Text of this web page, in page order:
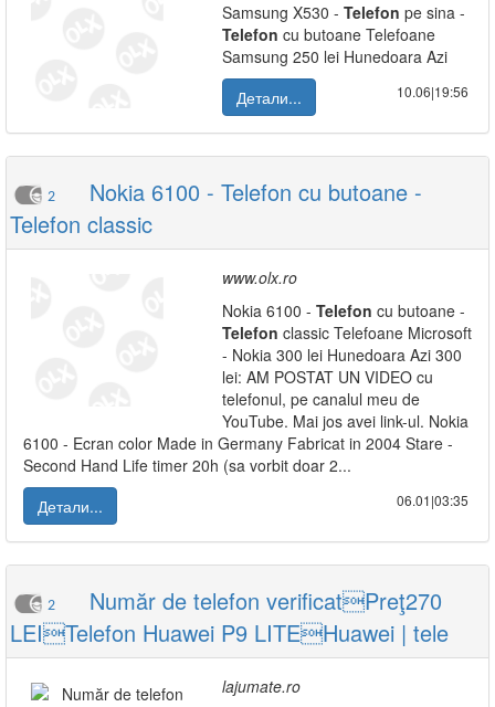
Samsung X530 - Telefon pe sina -
Telefon cu butoane Telefoane
Samsung 250 lei Hunedoara Azi
Детали...
10.06|19:56
2
Nokia 6100 - Telefon cu butoane -
Telefon classic
www.olx.ro
Nokia 6100 - Telefon cu butoane -
Telefon classic Telefoane Microsoft
- Nokia 300 lei Hunedoara Azi 300
lei: AM POSTAT UN VIDEO cu
telefonul, pe canalul meu de
YouTube. Mai jos avei link-ul. Nokia
6100 - Ecran color Made in Germany Fabricat in 2004 Stare -
Second Hand Life timer 20h (sa vorbit doar 2...
Детали...
06.01|03:35
2
Număr de telefon verificatPreţ270
LEITelefon Huawei P9 LITEHuawei | tele
lajumate.ro